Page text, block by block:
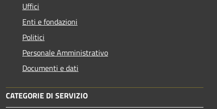
Uffici
Enti e fondazioni
Politici
Personale Amministrativo
Documenti e dati
CATEGORIE DI SERVIZIO